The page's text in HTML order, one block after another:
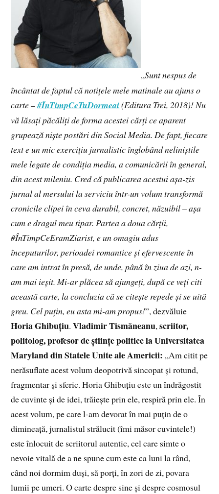
„Sunt nespus de
încântat de faptul că notițele mele matinale au ajuns o
carte –#ÎnTimpCeTuDormeai(Editura Trei, 2018)! Nu
vă lăsați păcăliți de forma acestei cărți ce aparent
grupează niște postări din Social Media. De fapt, fiecare
text e un mic exercițiu jurnalistic înglobând neliniștile
mele legate de condiția media, a comunicării în general,
din acest mileniu. Cred că publicarea acestui așa-zis
jurnal al mersului la serviciu într-un volum transformă
cronicile clipei în ceva durabil, concret, năzuibil – așa
cum e dragul meu tipar. Partea a doua cărții,
#ÎnTimpCeEramZiarist, e un omagiu adus
începuturilor, perioadei romantice și efervescente în
care am intrat în presă, de unde, până în ziua de azi, n-
am mai ieșit. Mi-ar plăcea să ajungeți, după ce veți citi
această carte, la concluzia că se citește repede și se uită
greu. Cel puțin, eu asta mi-am propus!”, dezvăluie
Horia Ghibuțiu.Vladimir Tismăneanu,scriitor,
politolog, profesor de științe politice la Universitatea
Maryland din Statele Unite ale Americii: „Am citit pe
nerăsuflate acest volum deopotrivă sincopat și rotund,
fragmentar și sferic. Horia Ghibuțiu este un îndrăgostit
de cuvinte și de idei, trăiește prin ele, respiră prin ele. În
acest volum, pe care l-am devorat în mai puțin de o
dimineață, jurnalistul strălucit (îmi măsor cuvintele!)
este înlocuit de scriitorul autentic, cel care simte o
nevoie vitală de a ne spune cum este ca luni la rând,
când noi dormim duși, să porți, în zori de zi, povara
lumii pe umeri. O carte despre sine și despre cosmosul